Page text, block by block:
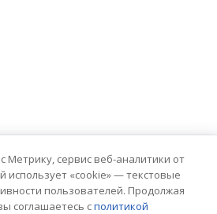
Метрику, сервис веб-аналитики от
«cookie» — текстовые
пользователей. Продолжая
соглашаетесь сполитикой